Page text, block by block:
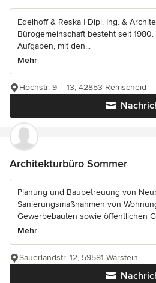
Edelhoff & Reska | Dipl. Ing. &
Bürogemeinschaft besteht seit
Aufgaben, mit den...
Mehr
Hochstr. 9 – 13, 42853 Remscheid
Architekturbüro Sommer
Planung und Baubetreuung von
Sanierungsmaßnahmen von
Gewerbebauten sowie öffentlichen
Mehr
Sauerlandstr. 12, 59581 Warstein